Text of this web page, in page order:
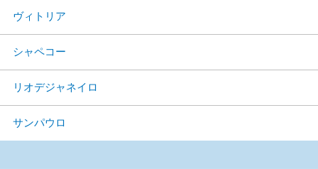
ヴィトリア
シャペコー
リオデジャネイロ
サンパウロ